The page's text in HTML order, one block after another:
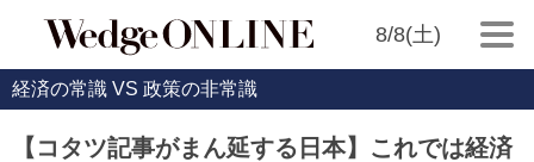
8/8(土)
経済の常識 VS 政策の非常識
【コタツ記事がまん延する日本】これでは経済